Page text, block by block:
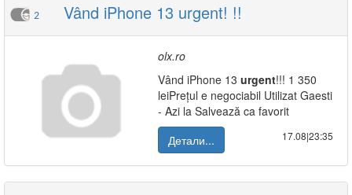
2 Vând iPhone 13 urgent! !!
olx.ro
Vând iPhone 13 urgent!!! 1 350
leiPrețul e negociabil Utilizat Gaesti
- Azi la Salvează ca favorit
Детали...
17.08|23:35